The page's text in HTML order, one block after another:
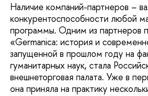
Наличие компаний-партнеров –
конкурентоспособности любой
программы. Одним из партнеров
«Germanica: история и
запущенной в прошлом году на
гуманитарных наук, стала
внешнеторговая палата. Уже в
она приняла на практику